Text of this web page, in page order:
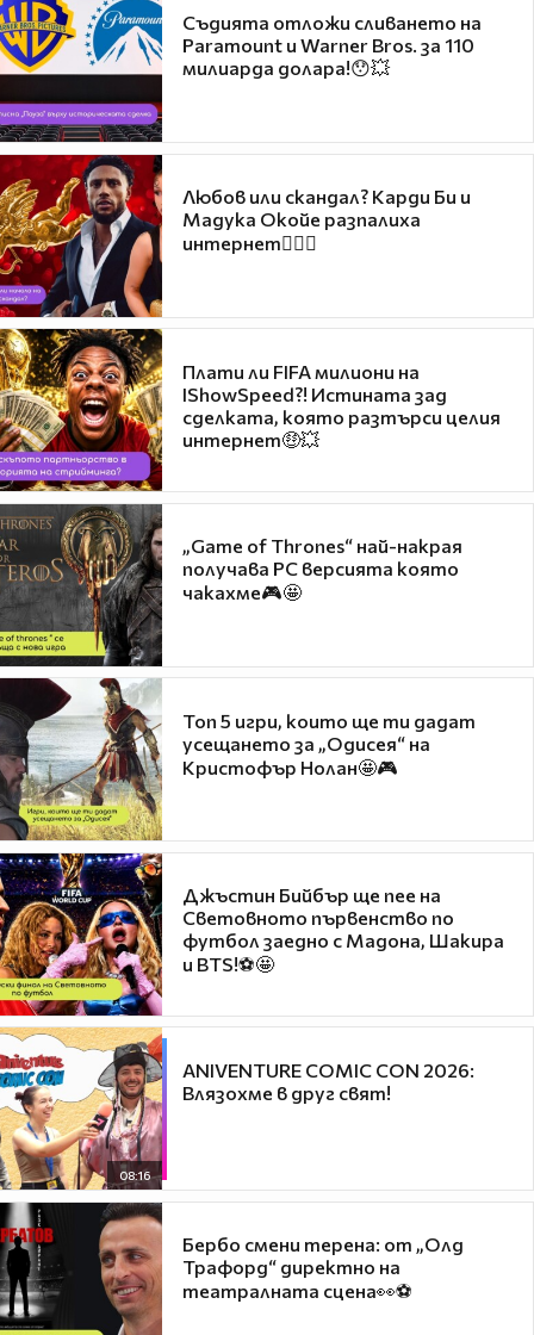
Съдията отложи сливането на
Paramount и Warner Bros. за 110
милиарда долара!😯💥
Любов или скандал? Карди Би и
Мадука Окойе разпалиха
интернет❤️‍🔥🔥
Плати ли FIFA милиони на
IShowSpeed?! Истината зад
сделката, която разтърси целия
интернет🤑💥
„Game of Thrones“ най-накрая
получава PC версията която
чакахме🎮🤩
Топ 5 игри, които ще ти дадат
усещането за „Одисея“ на
Кристофър Нолан🤩🎮
Джъстин Бийбър ще пее на
Световното първенство по
футбол заедно с Мадона, Шакира
и BTS!⚽🤩
08:16
ANIVENTURE COMIC CON 2026:
Влязохме в друг свят!
Бербо смени терена: от „Олд
Трафорд“ директно на
театралната сцена👀⚽